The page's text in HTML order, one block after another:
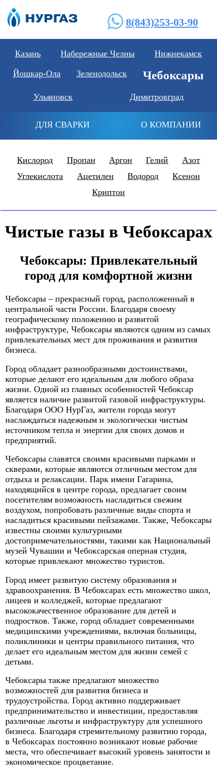
8(843)253-03-90
Казань Набережные Челны Нижнекамск
Йошкар-Ола Зеленодольск Чебоксары
Ульяновск Димитровград
ДЛЯ СВАРКИ О КОМПАНИИ
Кислород Пропан Аргон Гелий
Азот
Углекислота
Ацетилен Водород
Ксенон
Криптон
Чистые газы в Чебоксарах
Чебоксары: Привлекательный
город для комфортной жизни
Чебоксары – прекрасный город, расположенный в
центральной части России. Благодаря своему
географическому положению и развитой
инфраструктуре, Чебоксары являются одним из самых
привлекательных мест для проживания и развития
бизнеса.
Город обладает разнообразными достоинствами,
которые делают его идеальным для любого образа
жизни. Одной из главных особенностей Чебоксар
является наличие развитой газовой инфраструктуры.
Благодаря ООО НурГаз, жители города могут
наслаждаться надежным и экологически чистым
источником тепла и энергии для своих домов и
предприятий.
Чебоксары славятся своими красивыми парками и
скверами, которые являются отличным местом для
отдыха и релаксации. Парк имени Гагарина,
находящийся в центре города, предлагает своим
посетителям возможность насладиться свежим
воздухом, попробовать различные виды спорта и
насладиться красивыми пейзажами. Также, Чебоксары
известны своими культурными
достопримечательностями, такими как Национальный
музей Чувашии и Чебоксарская оперная студия,
которые привлекают множество туристов.
Город имеет развитую систему образования и
здравоохранения. В Чебоксарах есть множество школ,
лицеев и колледжей, которые предлагают
высококачественное образование для детей и
подростков. Также, город обладает современными
медицинскими учреждениями, включая больницы,
поликлиники и центры правильного питания, что
делает его идеальным местом для жизни семей с
детьми.
Чебоксары также предлагают множество
возможностей для развития бизнеса и
трудоустройства. Город активно поддерживает
предпринимательство и инвестиции, предоставляя
различные льготы и инфраструктуру для успешного
бизнеса. Благодаря стремительному развитию города,
в Чебоксарах постоянно возникают новые рабочие
места, что обеспечивает высокий уровень занятости и
экономическое процветание.